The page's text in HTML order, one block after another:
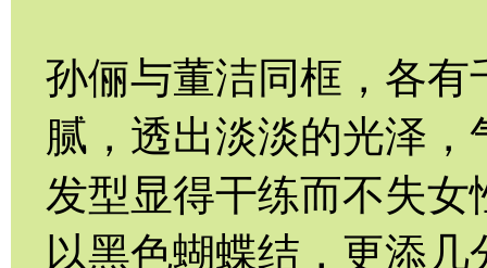
孙俪与董洁同框，各
腻，透出淡淡的光泽
发型显得干练而不失
以黑色蝴蝶结，更添